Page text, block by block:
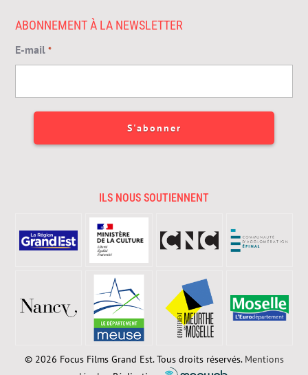
ABONNEMENT À LA NEWSLETTER
E-mail *
ILS NOUS SOUTIENNENT
© 2026 Focus Films Grand Est. Tous droits réservés. Mentions